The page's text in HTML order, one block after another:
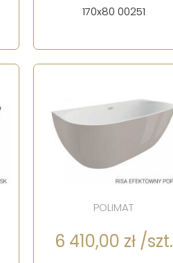
170x80 00251
POLIMAT
6 410,00 zł /szt.